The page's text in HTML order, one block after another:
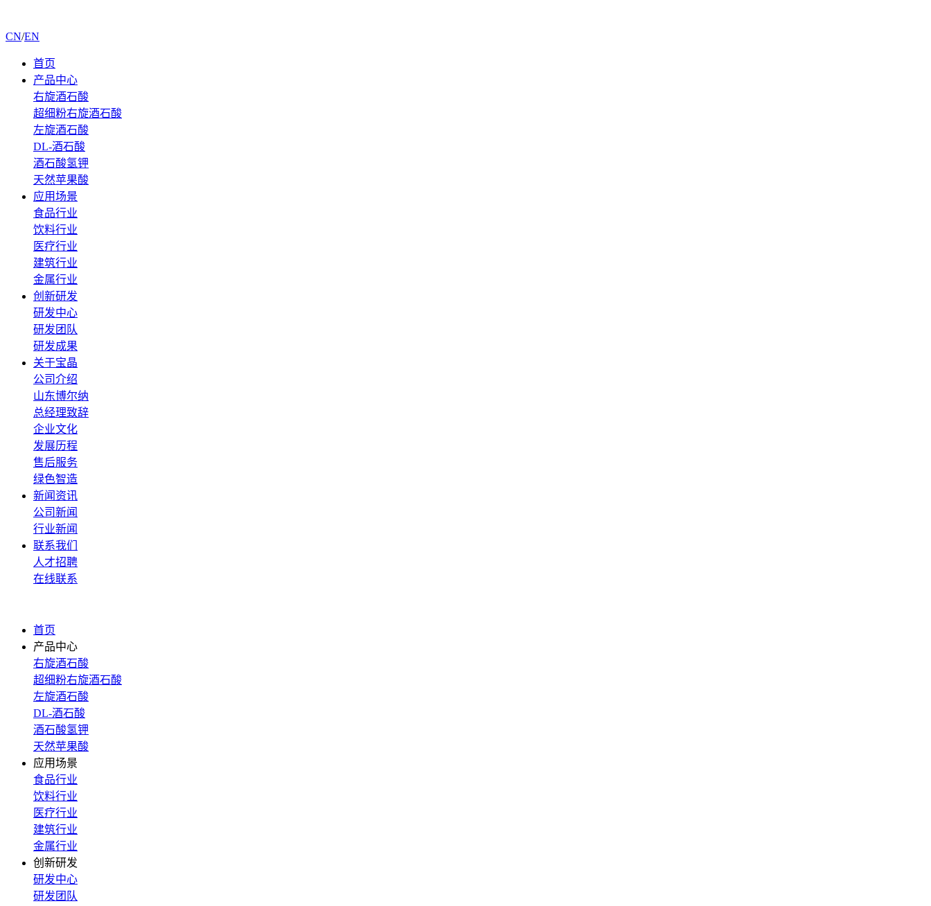
CN/EN
首页
产品中心
右旋酒石酸
超细粉右旋酒石酸
左旋酒石酸
DL-酒石酸
酒石酸氢钾
天然苹果酸
应用场景
食品行业
饮料行业
医疗行业
建筑行业
金属行业
创新研发
研发中心
研发团队
研发成果
关于宝晶
公司介绍
山东博尔纳
总经理致辞
企业文化
发展历程
售后服务
绿色智造
新闻资讯
公司新闻
行业新闻
联系我们
人才招聘
在线联系
首页
产品中心
右旋酒石酸
超细粉右旋酒石酸
左旋酒石酸
DL-酒石酸
酒石酸氢钾
天然苹果酸
应用场景
食品行业
饮料行业
医疗行业
建筑行业
金属行业
创新研发
研发中心
研发团队